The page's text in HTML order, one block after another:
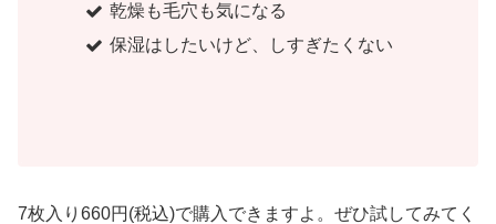
乾燥も毛穴も気になる
保湿はしたいけど、しすぎたくない
7枚入り660円(税込)で購入できますよ。ぜひ試してみてく